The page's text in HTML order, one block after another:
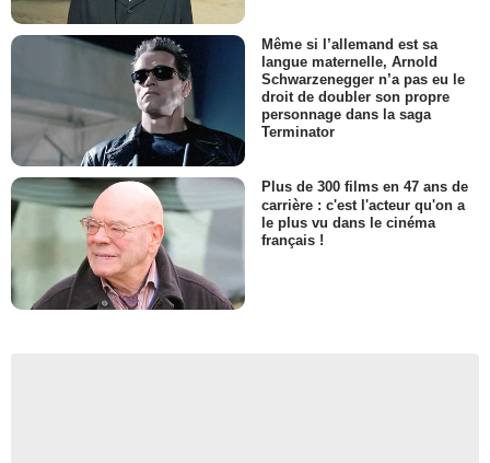
Même si l’allemand est sa
langue maternelle, Arnold
Schwarzenegger n’a pas eu le
droit de doubler son propre
personnage dans la saga
Terminator
Plus de 300 films en 47 ans de
carrière : c'est l'acteur qu'on a
le plus vu dans le cinéma
français !